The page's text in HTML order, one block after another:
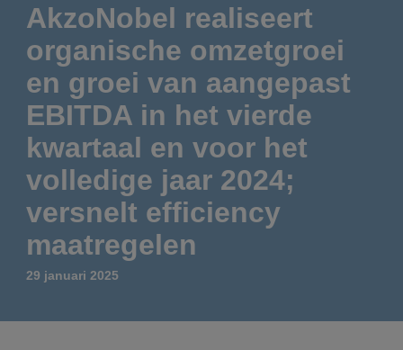
Annual report
Brands
Our businesses
End-user segments
Locations
Shares and ADRs
Results center
Events and presentations
Consensus
Investor feedback
AkzoNobel realiseert
organische omzetgroei
en groei van aangepast
EBITDA in het vierde
kwartaal en voor het
volledige jaar 2024;
versnelt efficiency
maatregelen
29 januari 2025